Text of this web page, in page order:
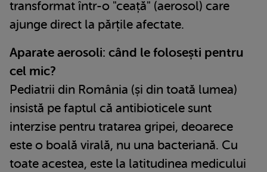
transformat într-o "ceață" (aerosol) care
ajunge direct la părțile afectate.
Aparate aerosoli: când le folosești pentru
cel mic?
Pediatrii din România (și din toată lumea)
insistă pe faptul că antibioticele sunt
interzise pentru tratarea gripei, deoarece
este o boală virală, nu una bacteriană. Cu
toate acestea, este la latitudinea medicului